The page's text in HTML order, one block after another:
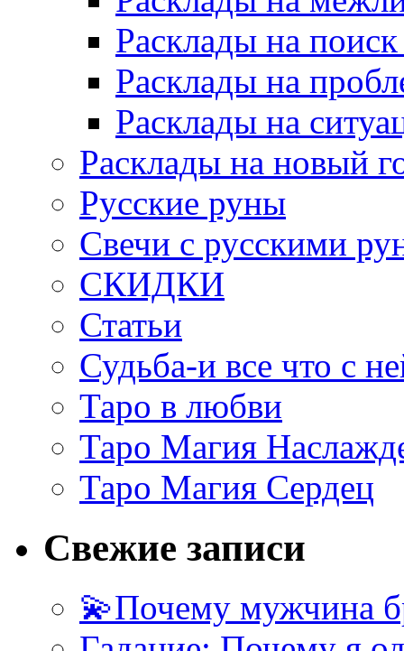
Расклады на
Расклады на
Расклады на
Расклады на новый
Русские руны
Свечи с русскими
СКИДКИ
Статьи
Судьба-и все что с
Таро в любви
Таро Магия
Таро Магия Сердец
Свежие записи
💫Почему мужчина